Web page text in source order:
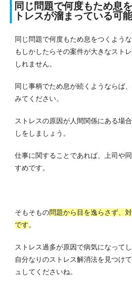
同じ問題で何度もため息
トレスが溜まっている可
同じ問題で何度もため息をつくよう
もしかしたらその案件が大きなスト
しれません。
同じ事柄でため息が続くようならば
みてください。
ストレスの原因が人間関係にある場
しをしましょう。
仕事に関することであれば、上司や
すめです。
そもそもの問題から目を逸らさず、
です。
ストレス過多が原因で病気になって
自分なりのストレス解消法を見つけ
ュしてくださいね。